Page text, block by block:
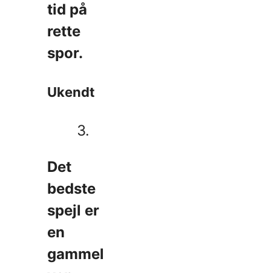
tid på
rette
spor.
Ukendt
3.
Det
bedste
spejl er
en
gammel